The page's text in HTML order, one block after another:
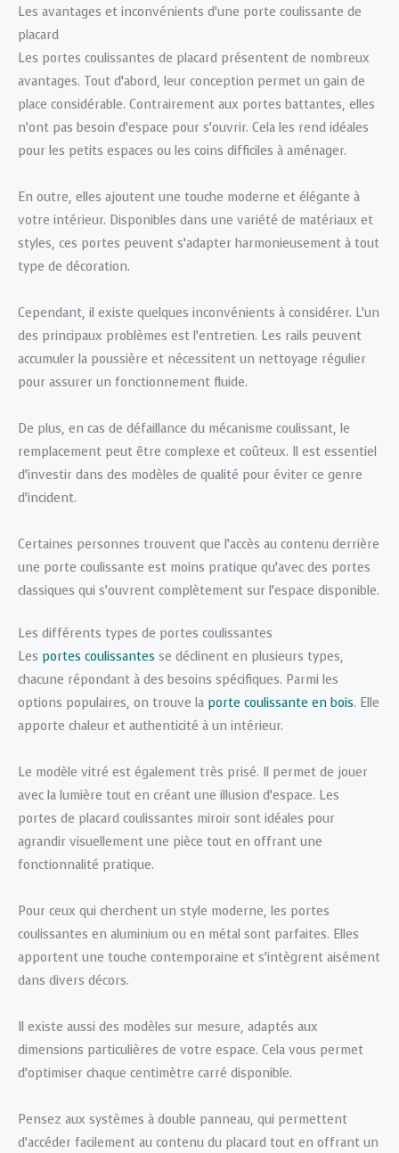
Les avantages et inconvénients d’une porte coulissante de
placard
Les portes coulissantes de placard présentent de nombreux
avantages. Tout d’abord, leur conception permet un gain de
place considérable. Contrairement aux portes battantes, elles
n’ont pas besoin d’espace pour s’ouvrir. Cela les rend idéales
pour les petits espaces ou les coins difficiles à aménager.
En outre, elles ajoutent une touche moderne et élégante à
votre intérieur. Disponibles dans une variété de matériaux et
styles, ces portes peuvent s’adapter harmonieusement à tout
type de décoration.
Cependant, il existe quelques inconvénients à considérer. L’un
des principaux problèmes est l’entretien. Les rails peuvent
accumuler la poussière et nécessitent un nettoyage régulier
pour assurer un fonctionnement fluide.
De plus, en cas de défaillance du mécanisme coulissant, le
remplacement peut être complexe et coûteux. Il est essentiel
d’investir dans des modèles de qualité pour éviter ce genre
d’incident.
Certaines personnes trouvent que l’accès au contenu derrière
une porte coulissante est moins pratique qu’avec des portes
classiques qui s’ouvrent complètement sur l’espace disponible.
Les différents types de portes coulissantes
Les portes coulissantes se déclinent en plusieurs types,
chacune répondant à des besoins spécifiques. Parmi les
options populaires, on trouve la porte coulissante en bois. Elle
apporte chaleur et authenticité à un intérieur.
Le modèle vitré est également très prisé. Il permet de jouer
avec la lumière tout en créant une illusion d’espace. Les
portes de placard coulissantes miroir sont idéales pour
agrandir visuellement une pièce tout en offrant une
fonctionnalité pratique.
Pour ceux qui cherchent un style moderne, les portes
coulissantes en aluminium ou en métal sont parfaites. Elles
apportent une touche contemporaine et s’intègrent aisément
dans divers décors.
Il existe aussi des modèles sur mesure, adaptés aux
dimensions particulières de votre espace. Cela vous permet
d’optimiser chaque centimètre carré disponible.
Pensez aux systèmes à double panneau, qui permettent
d’accéder facilement au contenu du placard tout en offrant un